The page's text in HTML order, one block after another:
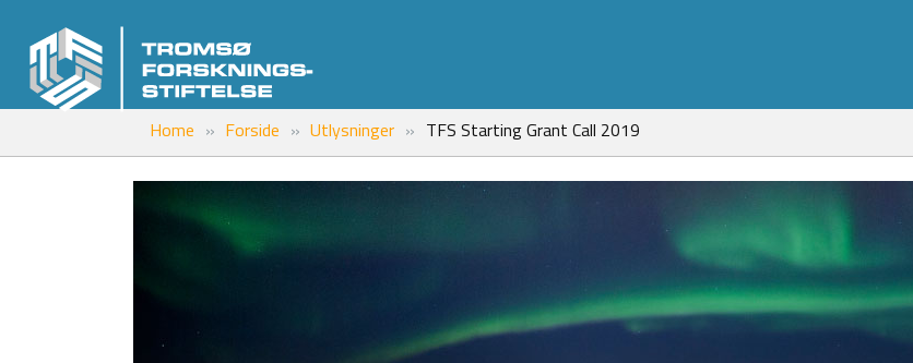
Home Forside Utlysninger TFS Starting Grant Call 2019